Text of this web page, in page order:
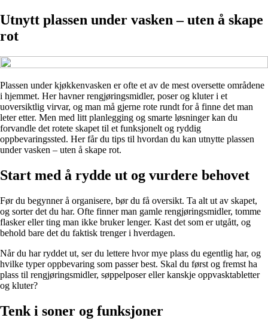
Utnytt plassen under vasken – uten å skape
rot
Plassen under kjøkkenvasken er ofte et av de mest oversette områdene
i hjemmet. Her havner rengjøringsmidler, poser og kluter i et
uoversiktlig virvar, og man må gjerne rote rundt for å finne det man
leter etter. Men med litt planlegging og smarte løsninger kan du
forvandle det rotete skapet til et funksjonelt og ryddig
oppbevaringssted. Her får du tips til hvordan du kan utnytte plassen
under vasken – uten å skape rot.
Start med å rydde ut og vurdere behovet
Før du begynner å organisere, bør du få oversikt. Ta alt ut av skapet,
og sorter det du har. Ofte finner man gamle rengjøringsmidler, tomme
flasker eller ting man ikke bruker lenger. Kast det som er utgått, og
behold bare det du faktisk trenger i hverdagen.
Når du har ryddet ut, ser du lettere hvor mye plass du egentlig har, og
hvilke typer oppbevaring som passer best. Skal du først og fremst ha
plass til rengjøringsmidler, søppelposer eller kanskje oppvasktabletter
og kluter?
Tenk i soner og funksjoner